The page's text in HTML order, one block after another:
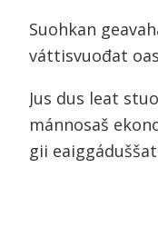
Suohkan
váttisvuođat
Jus dus leat
mánnosaš
gii